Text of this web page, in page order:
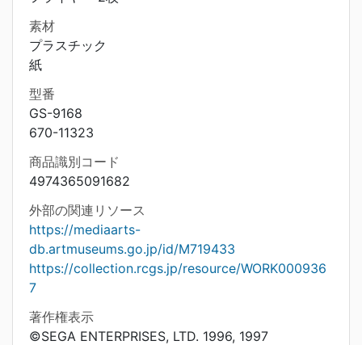
素材
プラスチック
紙
型番
GS-9168
670-11323
商品識別コード
4974365091682
外部の関連リソース
https://mediaarts-
db.artmuseums.go.jp/id/M719433
https://collection.rcgs.jp/resource/WORK000936
7
著作権表示
©SEGA ENTERPRISES, LTD. 1996, 1997